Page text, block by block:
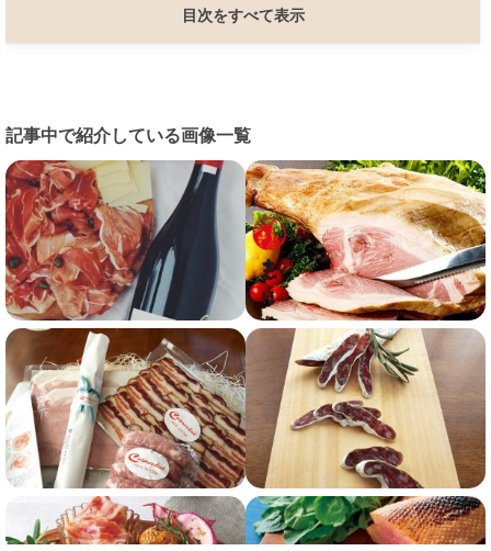
目次をすべて表示
記事中で紹介している画像一覧